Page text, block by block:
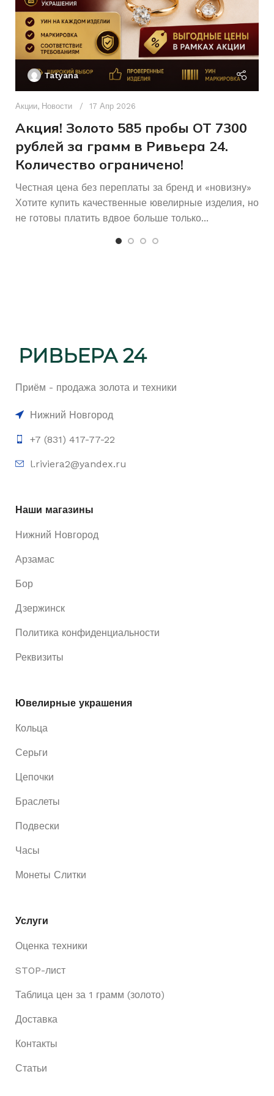
СОСТОЯНИЕ Б/У ДЛЯ КОГО Женщинам
СОСТОЯНИЕ
Tatyana
Акции, Новости 17 Апр 2026
Акция! Золото 585 пробы ОТ 7300
рублей за грамм в Ривьера 24.
Количество ограничено!
Честная цена без переплаты за бренд и «новизну»
Хотите купить качественные ювелирные изделия, но
не готовы платить вдвое больше только...
Приём - продажа золота и техники
Нижний Новгород
+7 (831) 417-77-22
l.riviera2@yandex.ru
Наши магазины
Нижний Новгород
Арзамас
Бор
Дзержинск
Политика конфиденциальности
Реквизиты
Ювелирные украшения
Кольца
Серьги
Цепочки
Браслеты
Подвески
Часы
Монеты Слитки
Услуги
Оценка техники
STOP-лист
Таблица цен за 1 грамм (золото)
Доставка
Контакты
Статьи